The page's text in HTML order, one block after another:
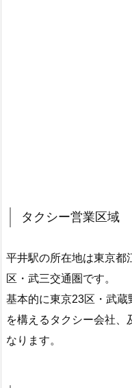
タクシー営業区域
平井駅の所在地は東京都
区・武三交通圏です。
基本的に東京23区・武
を構えるタクシー会社、
なります。